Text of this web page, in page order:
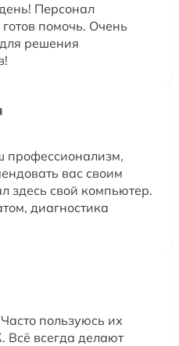
Персонал
помочь. Очень
решения
профессионализм,
вас своим
здесь свой компьютер.
диагностика
пользуюсь их
Всё всегда делают